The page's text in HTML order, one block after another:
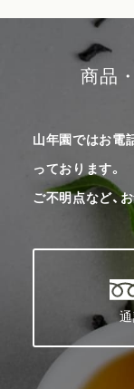
商品
山年園ではお電
っております。
ご不明点など、